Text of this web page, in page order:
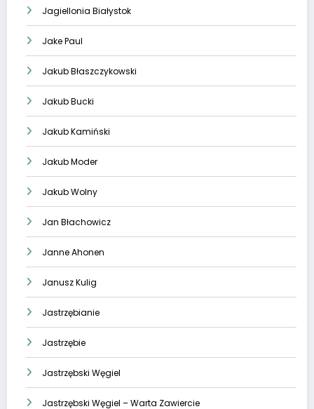
Jagiellonia Białystok
Jake Paul
Jakub Błaszczykowski
Jakub Bucki
Jakub Kamiński
Jakub Moder
Jakub Wolny
Jan Błachowicz
Janne Ahonen
Janusz Kulig
Jastrzębianie
Jastrzębie
Jastrzębski Węgiel
Jastrzębski Węgiel – Warta Zawiercie